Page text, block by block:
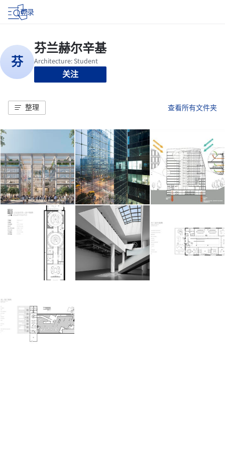
登录
关注
整理 查看所有文件夹